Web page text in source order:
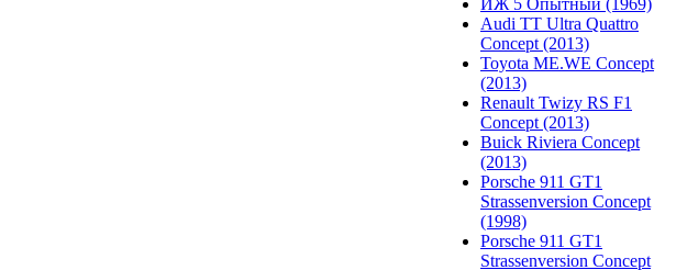
ИЖ 5 Опытный (1969)
Audi TT Ultra Quattro
Concept (2013)
Toyota ME.WE Concept
(2013)
Renault Twizy RS F1
Concept (2013)
Buick Riviera Concept
(2013)
Porsche 911 GT1
Strassenversion Concept
(1998)
Porsche 911 GT1
Strassenversion Concept